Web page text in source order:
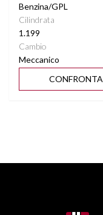
Benzina/GPL
Cilindrata
1.199
Cambio
Meccanico
CONFRONTA